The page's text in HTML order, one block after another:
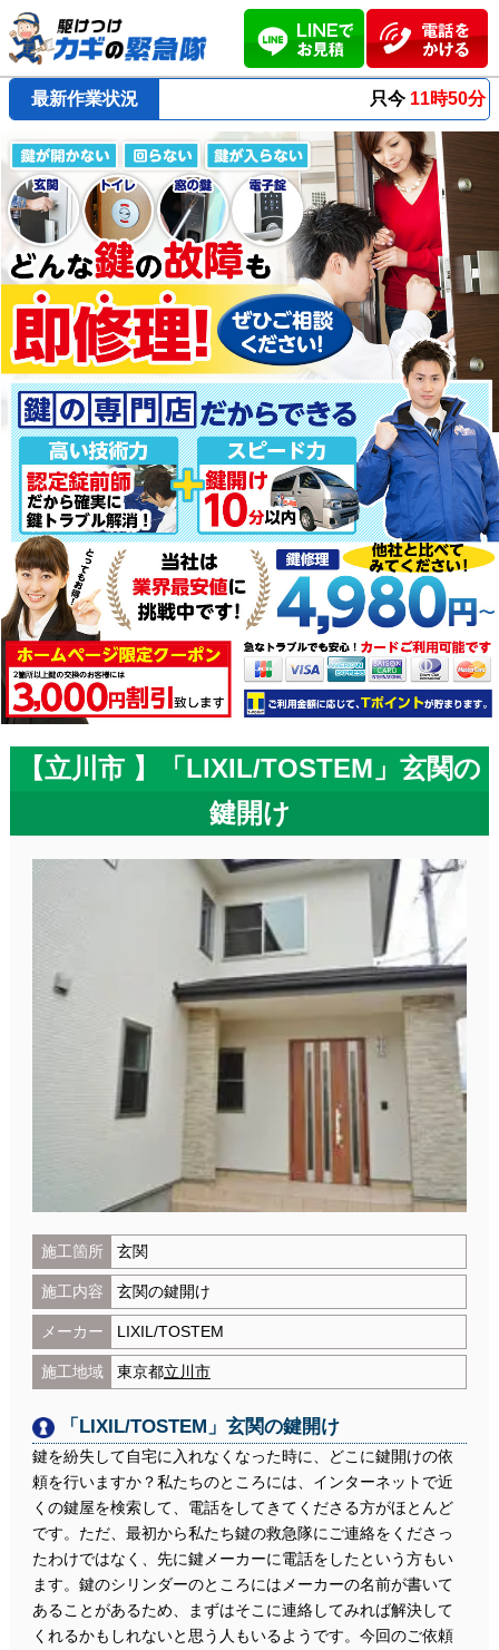
最新作業状況 最短23分で到着
【立川市 】「LIXIL/TOSTEM」玄関の
鍵開け
施工箇所 玄関
施工内容 玄関の鍵開け
メーカー LIXIL/TOSTEM
施工地域 東京都立川市
「LIXIL/TOSTEM」玄関の鍵開け
鍵を紛失して自宅に入れなくなった時に、どこに鍵開けの依
頼を行いますか？私たちのところには、インターネットで近
くの鍵屋を検索して、電話をしてきてくださる方がほとんど
です。ただ、最初から私たち鍵の救急隊にご連絡をくださっ
たわけではなく、先に鍵メーカーに電話をしたという方もい
ます。鍵のシリンダーのところにはメーカーの名前が書いて
あることがあるため、まずはそこに連絡してみれば解決して
くれるかもしれないと思う人もいるようです。今回のご依頼